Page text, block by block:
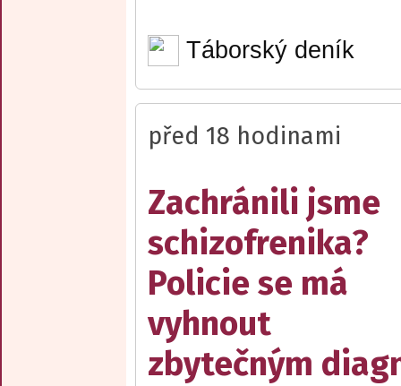
Táborský deník
před 18 hodinami
Zachránili jsme
schizofrenika?
Policie se má
vyhnout
zbytečným